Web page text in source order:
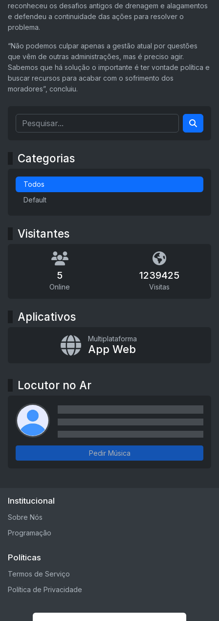
reconheceu os desafios antigos de drenagem e alagamentos
e defendeu a continuidade das ações para resolver o
problema.
“Não podemos culpar apenas a gestão atual por questões
que vêm de outras administrações, mas é preciso agir.
Sabemos que há solução o importante é ter vontade política e
buscar recursos para acabar com o sofrimento dos
moradores”, concluiu.
Categorias
Todos
Default
Visitantes
5
Online
1239425
Visitas
Aplicativos
Multiplataforma
App Web
Locutor no Ar
Pedir Música
Institucional
Sobre Nós
Programação
Políticas
Termos de Serviço
Política de Privacidade